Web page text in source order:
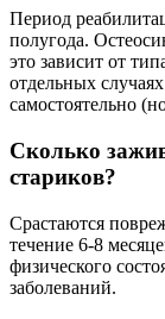
Период
полугода.
это зависит от
отдельных
самостоятельно
Сколько
стариков?
Срастаются
течение 6-8
физического
заболеваний.